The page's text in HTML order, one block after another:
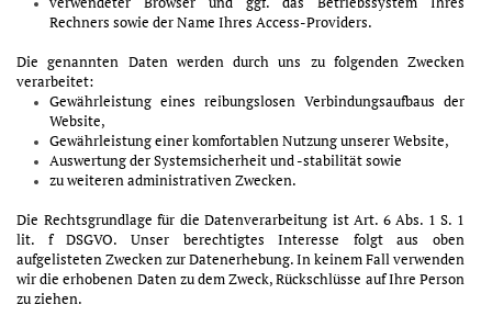
Rechners sowie der Name Ihres Access-Providers.
Die genannten Daten werden durch uns zu folgenden Zwecken
verarbeitet:
Gewährleistung eines reibungslosen Verbindungsaufbaus der
Website,
Gewährleistung einer komfortablen Nutzung unserer Website,
Auswertung der Systemsicherheit und -stabilität sowie
zu weiteren administrativen Zwecken.
Die Rechtsgrundlage für die Datenverarbeitung ist Art. 6 Abs. 1 S. 1
lit. f DSGVO. Unser berechtigtes Interesse folgt aus oben
aufgelisteten Zwecken zur Datenerhebung. In keinem Fall verwenden
wir die erhobenen Daten zu dem Zweck, Rückschlüsse auf Ihre Person
zu ziehen.